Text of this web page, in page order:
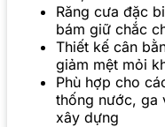
Răng cưa đặc
bám giữ chắc
Thiết kế cân
giảm mệt mỏi
Phù hợp cho
thống nước, ga
xây dựng